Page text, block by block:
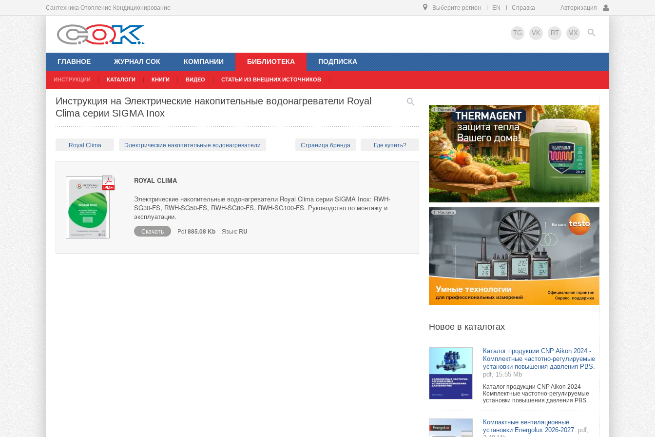
Сантехника Отопление Кондиционирование Выберите регион EN Справка Авторизация
TG VK RT MX
ГЛАВНОЕ ЖУРНАЛ СОК КОМПАНИИ БИБЛИОТЕКА
ИНСТРУКЦИИ КАТАЛОГИ КНИГИ ВИДЕО СТАТЬИ ИЗ ВНЕШНИХ ИСТОЧНИКОВ
ПОДПИСКА
EN
Инструкция на Электрические накопительные водонагреватели Royal
Clima серии SIGMA Inox
Royal Clima Электрические накопительные водонагреватели Страница бренда Где купить?
ROYAL CLIMA
Электрические накопительные водонагреватели Royal Clima серии SIGMA Inox: RWH-
SG30-FS, RWH-SG50-FS, RWH-SG80-FS, RWH-SG100-FS. Руководство по монтажу и
эксплуатации.
Скачать Pdf885.08 Kb Язык: RU
Реклама
Реклама
Новое в каталогах
Каталог продукции CNP Aikon 2024 -
Комплектные частотно-регулируемые
установки повышения давления PBS.
pdf, 15.55 Mb
Каталог продукции CNP Aikon 2024 -
Комплектные частотно-регулируемые
установки повышения давления PBS
Компактные вентиляционные
установки Energolux 2026-2027. pdf,